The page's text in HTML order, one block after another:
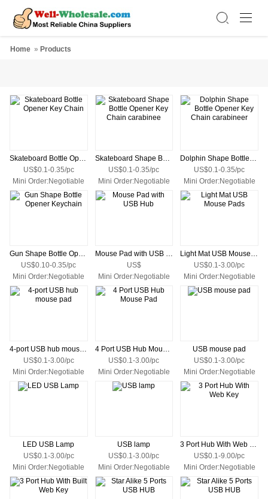
Home » Products
Skateboard Bottle Opener Key Chain
US$0.1-0.35/pc
Mini Order:Negotiable
Skateboard Shape Bottle Opener Key Chain carabinee
US$0.1-0.35/pc
Mini Order:Negotiable
Dolphin Shape Bottle Opener Key Chain carabineer
US$0.1-0.35/pc
Mini Order:Negotiable
Gun Shape Bottle Opener Keychain
US$0.10-0.35/pc
Mini Order:Negotiable
Mouse Pad with USB Hub
US$
Mini Order:Negotiable
Light Mat USB Mouse Pads
US$0.1-3.00/pc
Mini Order:Negotiable
4-port USB hub mouse pad
US$0.1-3.00/pc
Mini Order:Negotiable
4 Port USB Hub Mouse Pad
US$0.1-3.00/pc
Mini Order:Negotiable
USB mouse pad
US$0.1-3.00/pc
Mini Order:Negotiable
LED USB Lamp
US$0.1-3.00/pc
Mini Order:Negotiable
USB lamp
US$0.1-3.00/pc
Mini Order:Negotiable
3 Port Hub With Web Key
US$0.1-9.00/pc
Mini Order:Negotiable